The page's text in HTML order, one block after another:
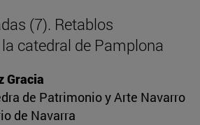
(7). Retablos
catedral de Pamplona
Gracia
de Patrimonio y Arte Navarro
de Navarra